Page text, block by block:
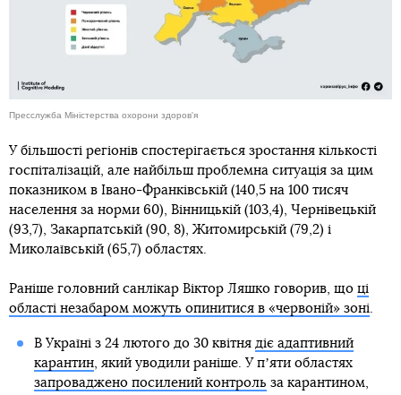
Пресслужба Міністерства охорони здоров'я
У більшості регіонів спостерігається зростання кількості
госпіталізацій, але найбільш проблемна ситуація за цим
показником в Івано-Франківській (140,5 на 100 тисяч
населення за норми 60), Вінницькій (103,4), Чернівецькій
(93,7), Закарпатській (90, 8), Житомирській (79,2) і
Миколаївській (65,7) областях.
Раніше головний санлікар Віктор Ляшко говорив, що ці
області незабаром можуть опинитися в «червоній» зоні.
В Україні з 24 лютого до 30 квітня діє адаптивний
карантин, який уводили раніше. У пʼяти областях
запроваджено посилений контроль за карантином,